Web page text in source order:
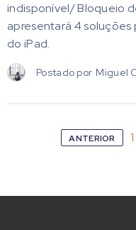
indisponível/ Bloqueio
apresentará 4
do iPad.
Postado por Miguel
ANTERIOR 1